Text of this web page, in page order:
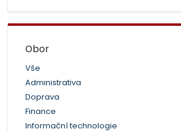
Obor
Vše
Administrativa
Doprava
Finance
Informační technologie